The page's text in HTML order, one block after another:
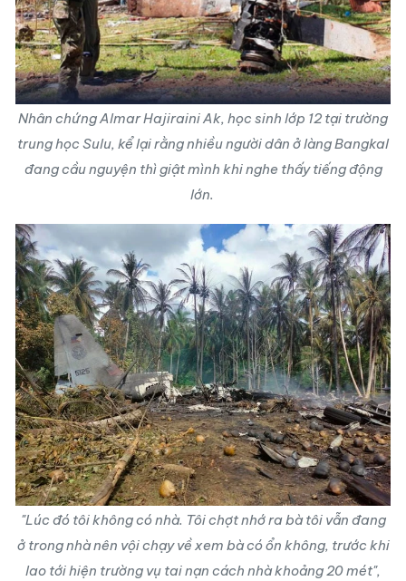
Nhân chứng Almar Hajiraini Ak, học sinh lớp 12 tại trường
trung học Sulu, kể lại rằng nhiều người dân ở làng Bangkal
đang cầu nguyện thì giật mình khi nghe thấy tiếng động
lớn.
"Lúc đó tôi không có nhà. Tôi chợt nhớ ra bà tôi vẫn đang
ở trong nhà nên vội chạy về xem bà có ổn không, trước khi
lao tới hiện trường vụ tai nạn cách nhà khoảng 20 mét",